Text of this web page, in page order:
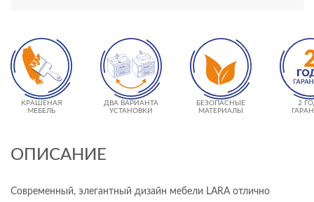
КРАШЕНАЯ
МЕБЕЛЬ
ДВА ВАРИАНТА
УСТАНОВКИ
БЕЗОПАСНЫЕ
МАТЕРИАЛЫ
2
ОПИСАНИЕ
Современный, элегантный дизайн мебели LARA отлично